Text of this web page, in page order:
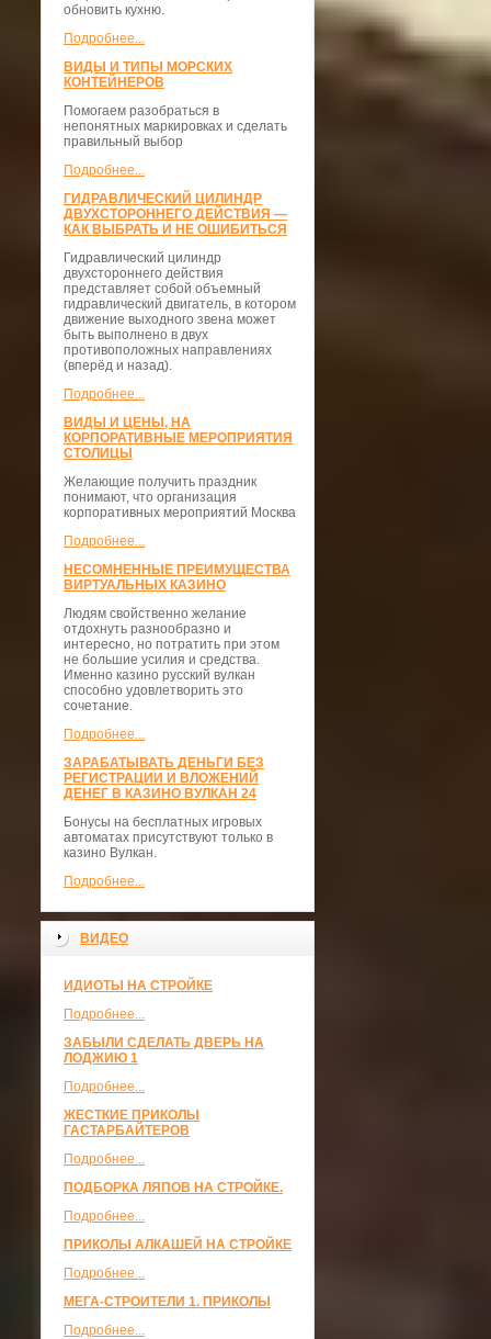
обновить кухню.
Подробнее...
ВИДЫ И ТИПЫ МОРСКИХ
КОНТЕЙНЕРОВ
Помогаем разобраться в
непонятных маркировках и сделать
правильный выбор
Подробнее...
ГИДРАВЛИЧЕСКИЙ ЦИЛИНДР
ДВУХСТОРОННЕГО ДЕЙСТВИЯ —
КАК ВЫБРАТЬ И НЕ ОШИБИТЬСЯ
Гидравлический цилиндр
двухстороннего действия
представляет собой объемный
гидравлический двигатель, в котором
движение выходного звена может
быть выполнено в двух
противоположных направлениях
(вперёд и назад).
Подробнее...
ВИДЫ И ЦЕНЫ, НА
КОРПОРАТИВНЫЕ МЕРОПРИЯТИЯ
СТОЛИЦЫ
Желающие получить праздник
понимают, что организация
корпоративных мероприятий Москва
Подробнее...
НЕСОМНЕННЫЕ ПРЕИМУЩЕСТВА
ВИРТУАЛЬНЫХ КАЗИНО
Людям свойственно желание
отдохнуть разнообразно и
интересно, но потратить при этом
не большие усилия и средства.
Именно казино русский вулкан
способно удовлетворить это
сочетание.
Подробнее...
ЗАРАБАТЫВАТЬ ДЕНЬГИ БЕЗ
РЕГИСТРАЦИИ И ВЛОЖЕНИЙ
ДЕНЕГ В КАЗИНО ВУЛКАН 24
Бонусы на бесплатных игровых
автоматах присутствуют только в
казино Вулкан.
Подробнее...
ВИДЕО
ИДИОТЫ НА СТРОЙКЕ
Подробнее...
ЗАБЫЛИ СДЕЛАТЬ ДВЕРЬ НА
ЛОДЖИЮ 1
Подробнее...
ЖЕСТКИЕ ПРИКОЛЫ
ГАСТАРБАЙТЕРОВ
Подробнее...
ПОДБОРКА ЛЯПОВ НА СТРОЙКЕ.
Подробнее...
ПРИКОЛЫ АЛКАШЕЙ НА СТРОЙКЕ
Подробнее...
МЕГА-СТРОИТЕЛИ 1. ПРИКОЛЫ
Подробнее...